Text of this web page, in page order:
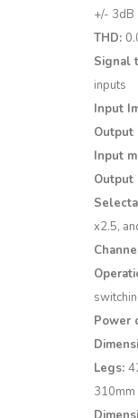
+/- 3dB
THD:
Signal
inputs
Input
Output
Input
Output
x2.5,
Power
Legs:
310mm